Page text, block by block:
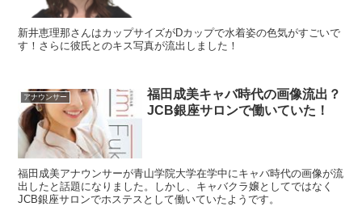
新井恵理那さんはカップサイズがDカップで水着姿の色気がすごいで
す！さらに彼氏とのキス写真が流出しました！
アナウンサー
福田成美キャバ時代の画像流出？
JCB銀座サロンで働いていた！
福田成美アナウンサーが青山学院大学在学中にキャバ時代の画像が流
出したと話題になりました。しかし、キャバクラ嬢としてではなく
JCB銀座サロンでホステスとして働いていたようです。